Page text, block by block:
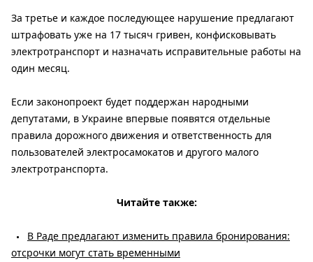
За третье и каждое последующее нарушение предлагают
штрафовать уже на 17 тысяч гривен, конфисковывать
электротранспорт и назначать исправительные работы на
один месяц.
Если законопроект будет поддержан народными
депутатами, в Украине впервые появятся отдельные
правила дорожного движения и ответственность для
пользователей электросамокатов и другого малого
электротранспорта.
Читайте также:
В Раде предлагают изменить правила бронирования:
отсрочки могут стать временными